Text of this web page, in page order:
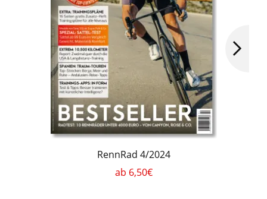
RennRad 4/2024
ab 6,50€